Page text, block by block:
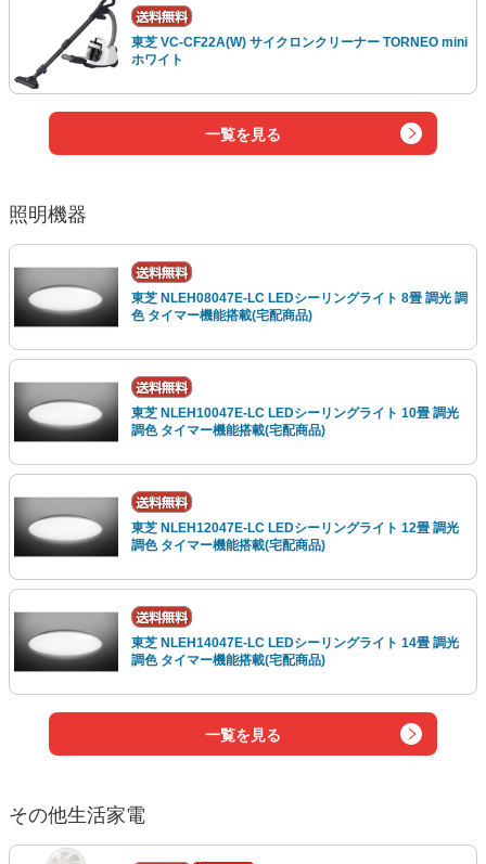
東芝 VC-CF22A(W) サイクロンクリーナー TORNEO mini
ホワイト
一覧を見る
照明機器
東芝 NLEH08047E-LC LEDシーリングライト 8畳 調光 調
色 タイマー機能搭載(宅配商品)
東芝 NLEH10047E-LC LEDシーリングライト 10畳 調光
調色 タイマー機能搭載(宅配商品)
東芝 NLEH12047E-LC LEDシーリングライト 12畳 調光
調色 タイマー機能搭載(宅配商品)
東芝 NLEH14047E-LC LEDシーリングライト 14畳 調光
調色 タイマー機能搭載(宅配商品)
一覧を見る
その他生活家電